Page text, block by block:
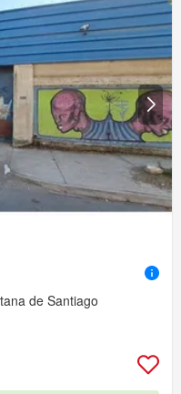
de Santiago